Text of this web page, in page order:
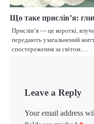
Що таке прислів’я:
Прислів’я — це короткі,
передають узагальнений
спостереження за світом.…
Leave a Reply
Your email address